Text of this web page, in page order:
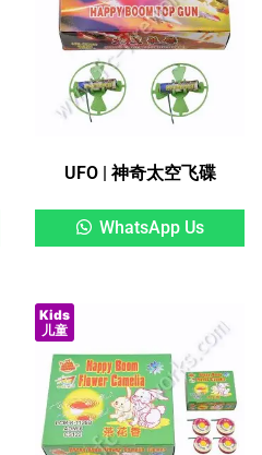
UFO | 神奇太空飞碟
WhatsApp Us
Kids
儿童